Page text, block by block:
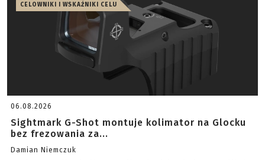
CELOWNIKI I WSKAŹNIKI CELU
06.08.2026
Sightmark G-Shot montuje kolimator na Glocku
bez frezowania za...
Damian Niemczuk